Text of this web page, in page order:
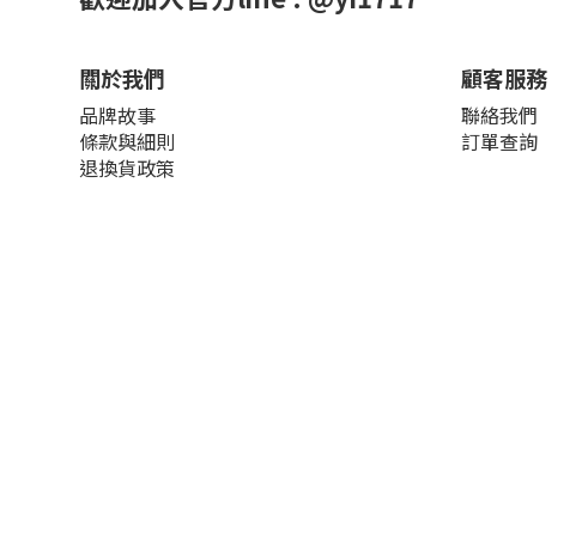
關於我們
品牌故事
條款與細則
退換貨政策
顧客服務
聯絡我們
訂單查詢